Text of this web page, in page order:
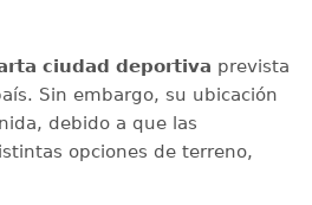
ciudad deportiva prevista
Sin embargo, su ubicación
debido a que las
opciones de terreno,